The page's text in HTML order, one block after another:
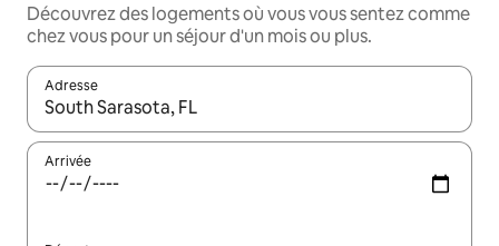
Découvrez des logements où vous vous sentez comme
chez vous pour un séjour d'un mois ou plus.
Adresse
Lorsque les résultats s'affichent, utilisez les flèches vers le
Arrivée